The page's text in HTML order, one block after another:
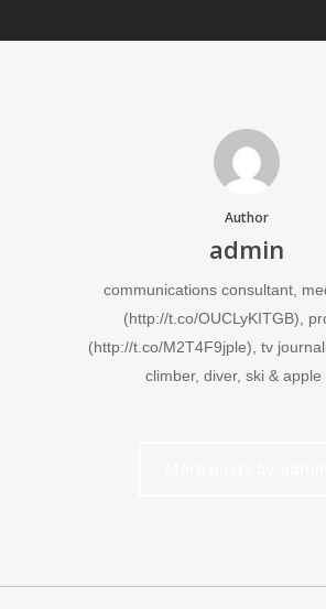
Author
admin
communications consultant,
(http://t.co/OUCLyKITGB),
(http://t.co/M2T4F9jple), tv
climber, diver, ski & apple